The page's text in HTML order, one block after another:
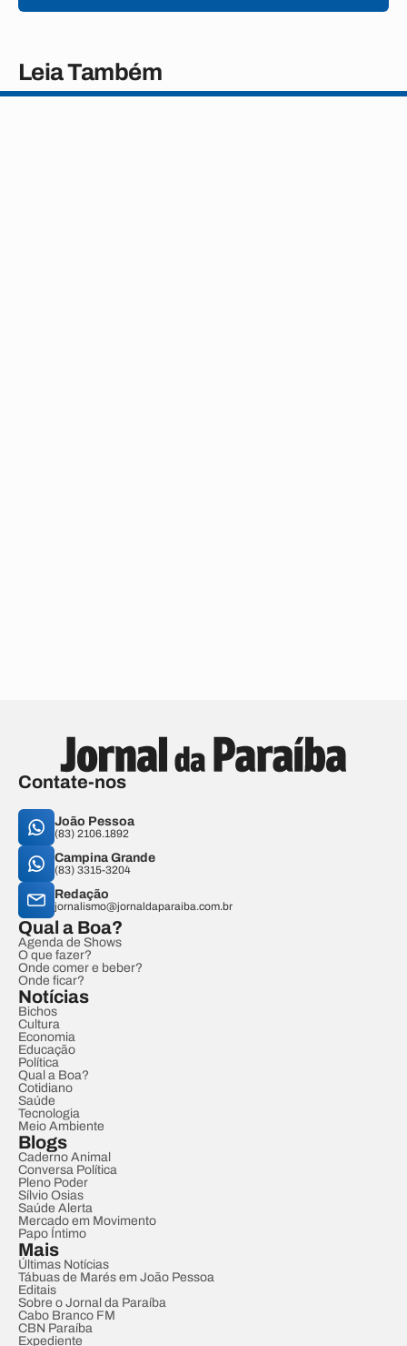
Leia Também
Contate-nos
João Pessoa
(83) 2106.1892
Campina Grande
(83) 3315-3204
Redação
jornalismo@jornaldaparaiba.com.br
Qual a Boa?
Agenda de Shows
O que fazer?
Onde comer e beber?
Onde ficar?
Notícias
Bichos
Cultura
Economia
Educação
Política
Qual a Boa?
Cotidiano
Saúde
Tecnologia
Meio Ambiente
Blogs
Caderno Animal
Conversa Política
Pleno Poder
Sílvio Osias
Saúde Alerta
Mercado em Movimento
Papo Íntimo
Mais
Últimas Notícias
Tábuas de Marés em João Pessoa
Editais
Sobre o Jornal da Paraíba
Cabo Branco FM
CBN Paraíba
Expediente